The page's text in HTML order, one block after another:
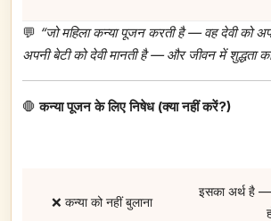
💬 “जो महिला कन्या पूजन करती है — वह देवी को
अपनी बेटी को देवी मानती है — और जीवन में शुद्धता
🛑कन्या पूजन के लिए निषेध (क्या नहीं करें?)
❌ कन्या को नहीं बुलाना
इसका अर्थ है